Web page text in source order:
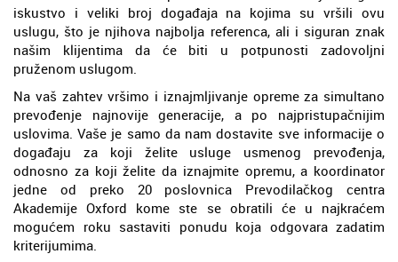
iskustvo i veliki broj događaja na kojima su vršili ovu
uslugu, što je njihova najbolja referenca, ali i siguran znak
našim klijentima da će biti u potpunosti zadovoljni
pruženom uslugom.
Na vaš zahtev vršimo i iznajmljivanje opreme za simultano
prevođenje najnovije generacije, a po najpristupačnijim
uslovima. Vaše je samo da nam dostavite sve informacije o
događaju za koji želite usluge usmenog prevođenja,
odnosno za koji želite da iznajmite opremu, a koordinator
jedne od preko 20 poslovnica Prevodilačkog centra
Akademije Oxford kome ste se obratili će u najkraćem
mogućem roku sastaviti ponudu koja odgovara zadatim
kriterijumima.